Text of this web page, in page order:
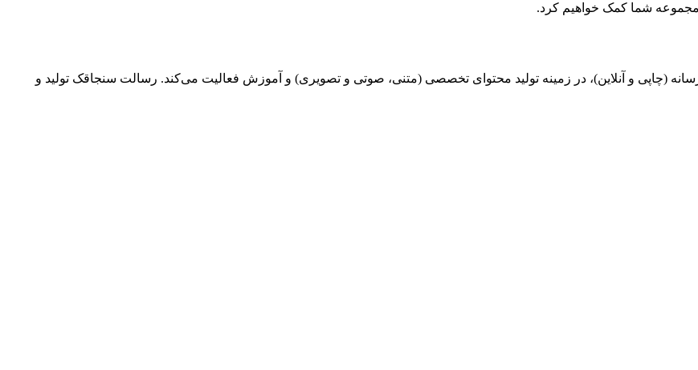
شما کمک خواهیم کرد.
در زمینه تولید محتوای تخصصی (متنی، صوتی و تصویری) و آموزش فعالیت می‌کند. رسالت سنجاقک تولید و